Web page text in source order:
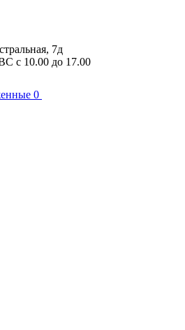
7д
с 10.00 до 17.00
0